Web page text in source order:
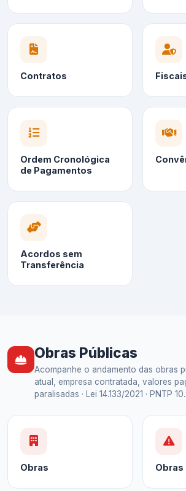
Contratos
Ordem Cronológica
de Pagamentos
Acordos sem
Transferência
Obras Públicas
Acompanhe o andamento das obras
atual, empresa contratada, valores
paralisadas · Lei 14.133/2021 · PNTP
Obras Obras